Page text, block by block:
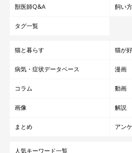
獣医師Q&A 飼い
タグ一覧
猫と暮らす 猫が
病気・症状データベース 漫画
コラム 動画
画像 解説
まとめ アン
人気キーワード一覧